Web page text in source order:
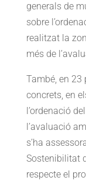
generals de
sobre
realitzat la
més de
També, en
concrets, en
l’ordenació
l’avaluació
s’ha
Sostenibilitat
respecte el